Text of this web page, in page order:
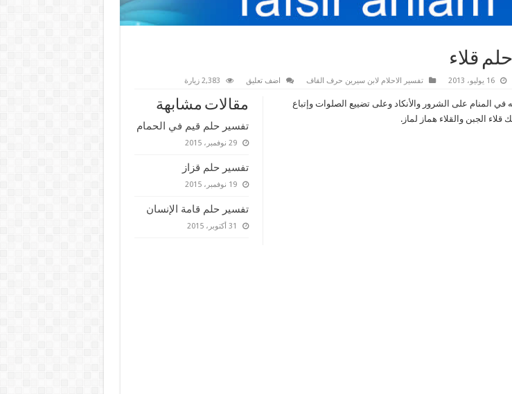
قلاء
16 يوليو، 2013 تفسير الاحلام لابن سيرين حرف القاف اضف تعليق 2,383 زيارة
مقالات مشابهة
تفسير حلم قيم في الحمام
29 نوفمبر، 2015
تفسير حلم قزاز
19 نوفمبر، 2015
تفسير حلم قامة الإنسان
31 أكتوبر، 2015
في المنام على الشرور والأنكاد وعلى تضييع الصلوات وإتباع
الجبن والقلاء هماز لماز.